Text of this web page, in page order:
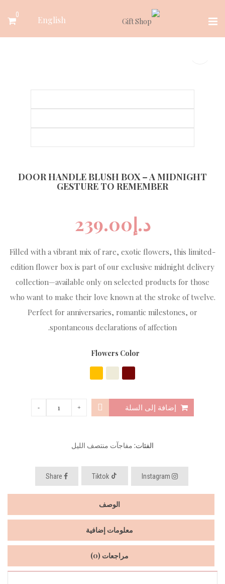
0 English
DOOR HANDLE BLUSH BOX – A MIDNIGHT
GESTURE TO REMEMBER
د.إ239.00
Filled with a vibrant mix of rare, exotic flowers, this limited-
edition flower box is part of our exclusive midnight delivery
collection—available only on selected products for those
who want to make their love known at the stroke of twelve.
Perfect for anniversaries, romantic milestones, or
spontaneous declarations of affection.
Flowers Color
إضافة إلى السلة
الفئات: مفاجآت منتصف الليل
الوصف
معلومات إضافية
مراجعات (0)